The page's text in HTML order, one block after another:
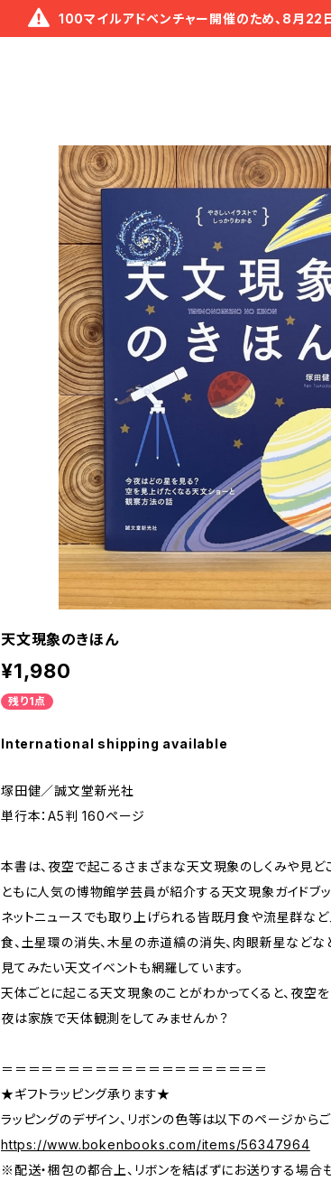
100マイルアドベンチャー開催のため、8月22
天文現象のきほん
¥1,980
残り1点
International shipping available
塚田健／誠文堂新光社
単行本：A5判 160ページ
本書は、夜空で起こるさまざまな天文現象のしくみや見ど
ともに人気の博物館学芸員が紹介する天文現象ガイドブッ
ネットニュースでも取り上げられる皆既月食や流星群など
食、土星環の消失、木星の赤道縞の消失、肉眼新星などな
見てみたい天文イベントも網羅しています。
天体ごとに起こる天文現象のことがわかってくると、夜空
夜は家族で天体観測をしてみませんか？
＝＝＝＝＝＝＝＝＝＝＝＝＝＝＝＝＝＝＝＝
★ギフトラッピング承ります★
ラッピングのデザイン、リボンの色等は以下のページから
https://www.bokenbooks.com/items/56347964
※配送・梱包の都合上、リボンを結ばずにお送りする場合